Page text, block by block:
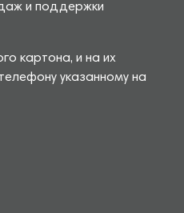
и поддержки
картона, и на их
указанному на